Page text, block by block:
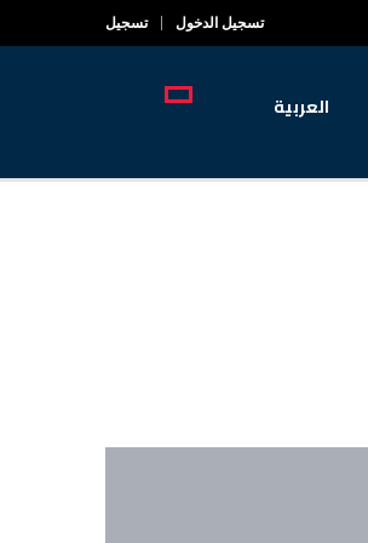
تسجيل الدخول تسجيل
العربية